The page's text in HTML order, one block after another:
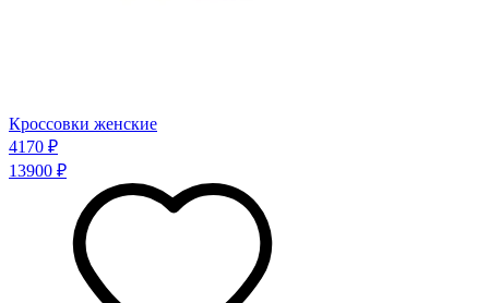
Кроссовки женские
4170 ₽
13900 ₽